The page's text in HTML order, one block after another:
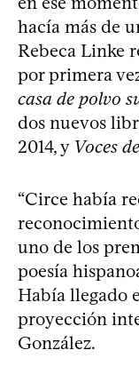
hacía más de
Rebeca Linke
por primera
casa de polvo
dos nuevos
2014, y Voces
“Circe había
uno de los
poesía
Había llegado
proyección
González.